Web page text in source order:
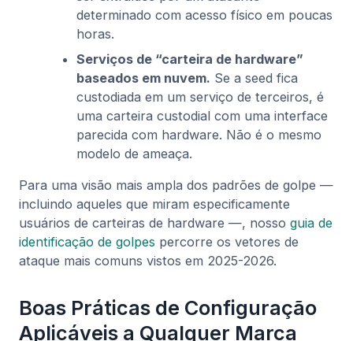
determinado com acesso físico em poucas
horas.
Serviços de “carteira de hardware”
baseados em nuvem. Se a seed fica
custodiada em um serviço de terceiros, é
uma carteira custodial com uma interface
parecida com hardware. Não é o mesmo
modelo de ameaça.
Para uma visão mais ampla dos padrões de golpe —
incluindo aqueles que miram especificamente
usuários de carteiras de hardware —, nosso guia de
identificação de golpes percorre os vetores de
ataque mais comuns vistos em 2025-2026.
Boas Práticas de Configuração
Aplicáveis a Qualquer Marca